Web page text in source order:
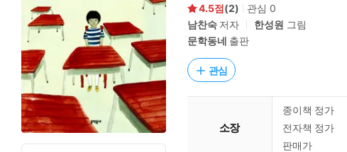
4.5
(2) 관심 0
남찬숙저자 한성원 그림
문학동네 출판
관심
소장
종이책 정가
전자책 정가
판매가